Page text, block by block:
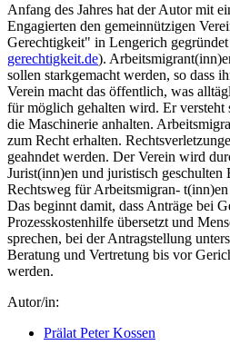
Anfang des Jahres hat der Autor mit
Engagierten den gemeinnützigen
Gerechtigkeit" in Lengerich
gerechtigkeit.de).
sollen starkgemacht werden, so dass
Verein macht das öffentlich, was
für möglich gehalten wird. Er
die Maschinerie anhalten.
zum Recht erhalten.
geahndet werden. Der Verein wird
Jurist(inn)en und juristisch geschulten
Rechtsweg für Arbeitsmigran-
Das beginnt damit, dass Anträge bei
Prozesskostenhilfe übersetzt und
sprechen, bei der Antragstellung
Beratung und Vertretung bis vor
werden.
Autor/in:
Prälat Peter Kossen